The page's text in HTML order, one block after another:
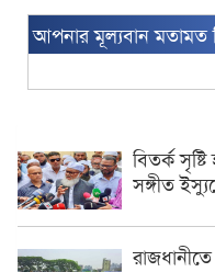
আপনার মূল্যবান মতামত
বিতর্ক
সঙ্গীত